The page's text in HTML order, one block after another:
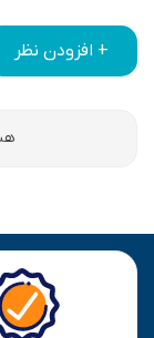
+ افزودن نظر